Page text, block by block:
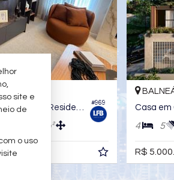
#969
- BARRA
m² 4 5
R$
site e
de
o uso